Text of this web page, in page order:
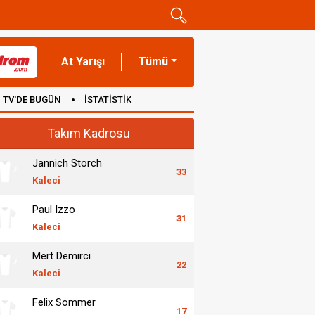
At Yarışı Tümü
TV'DE BUGÜN İSTATİSTİK
Takım Kadrosu
Jannich Storch
Kaleci
33
Paul Izzo
Kaleci
31
Mert Demirci
Kaleci
22
Felix Sommer
17